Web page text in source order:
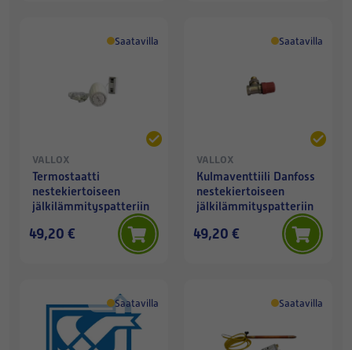
Saatavilla
VALLOX
Termostaatti
nestekiertoiseen
jälkilämmityspatteriin
49,20 €
Saatavilla
VALLOX
Kulmaventtiili Danfoss
nestekiertoiseen
jälkilämmityspatteriin
49,20 €
Saatavilla Saatavilla